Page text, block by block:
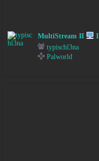
MultiStream II
typischl3na
Palworld